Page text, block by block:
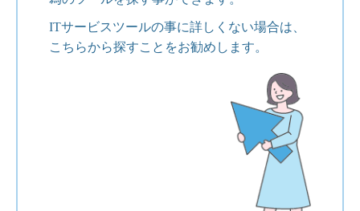
ITサービスツールの事に詳しくない場合は、
こちらから探すことをお勧めします。